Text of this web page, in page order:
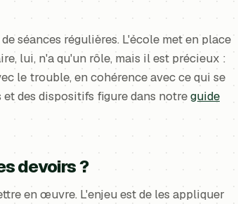
séances régulières. L'école met en place
lui, n'a qu'un rôle, mais il est précieux :
le trouble, en cohérence avec ce qui se
des dispositifs figure dans notreguide
devoirs ?
en œuvre. L'enjeu est de les appliquer